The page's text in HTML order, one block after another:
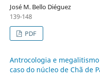
José M. Bello Diéguez
139-148
PDF
Antrocologia e
caso do núcleo de Chã de